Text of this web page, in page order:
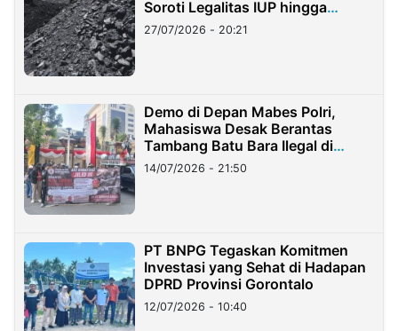
Soroti Legalitas IUP hingga
Stockpile
27/07/2026 - 20:21
Demo di Depan Mabes Polri,
Mahasiswa Desak Berantas
Tambang Batu Bara Ilegal di
Lampung
14/07/2026 - 21:50
PT BNPG Tegaskan Komitmen
Investasi yang Sehat di Hadapan
DPRD Provinsi Gorontalo
12/07/2026 - 10:40